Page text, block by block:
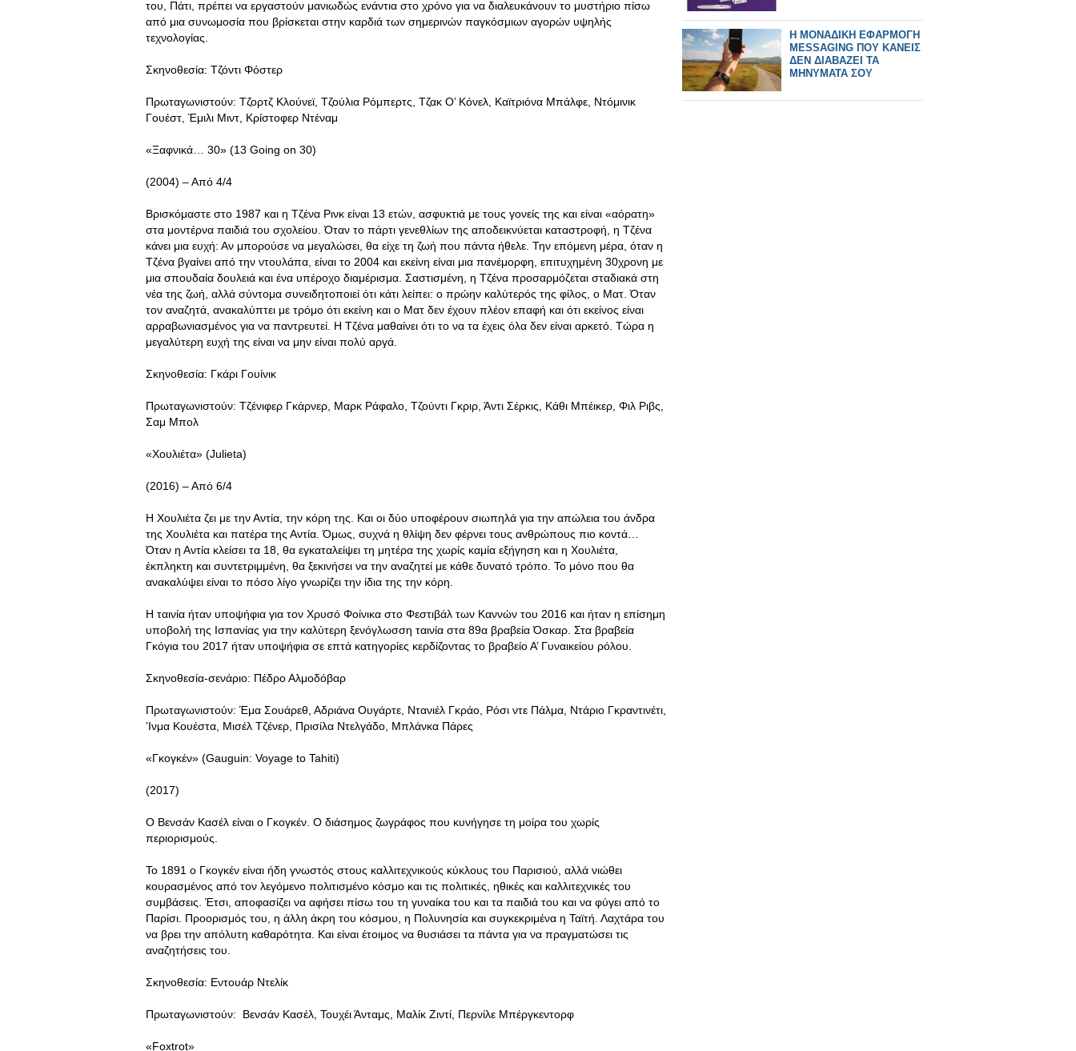
του, Πάτι, πρέπει να εργαστούν μανιωδώς ενάντια στο χρόνο για να διαλευκάνουν το μυστήριο πίσω
από μια συνωμοσία που βρίσκεται στην καρδιά των σημερινών παγκόσμιων αγορών υψηλής
τεχνολογίας.
Σκηνοθεσία: Τζόντι Φόστερ
Πρωταγωνιστούν: Τζορτζ Κλούνεϊ, Τζούλια Ρόμπερτς, Τζακ Ο’ Κόνελ, Καϊτριόνα Μπάλφε, Ντόμινικ
Γουέστ, Έμιλι Μιντ, Κρίστοφερ Ντέναμ
«Ξαφνικά… 30» (13 Going on 30)
(2004) – Από 4/4
Βρισκόμαστε στο 1987 και η Τζένα Ρινκ είναι 13 ετών, ασφυκτιά με τους γονείς της και είναι «αόρατη»
στα μοντέρνα παιδιά του σχολείου. Όταν το πάρτι γενεθλίων της αποδεικνύεται καταστροφή, η Τζένα
κάνει μια ευχή: Αν μπορούσε να μεγαλώσει, θα είχε τη ζωή που πάντα ήθελε. Την επόμενη μέρα, όταν η
Τζένα βγαίνει από την ντουλάπα, είναι το 2004 και εκείνη είναι μια πανέμορφη, επιτυχημένη 30χρονη με
μια σπουδαία δουλειά και ένα υπέροχο διαμέρισμα. Σαστισμένη, η Τζένα προσαρμόζεται σταδιακά στη
νέα της ζωή, αλλά σύντομα συνειδητοποιεί ότι κάτι λείπει: ο πρώην καλύτερός της φίλος, ο Ματ. Όταν
τον αναζητά, ανακαλύπτει με τρόμο ότι εκείνη και ο Ματ δεν έχουν πλέον επαφή και ότι εκείνος είναι
αρραβωνιασμένος για να παντρευτεί. Η Τζένα μαθαίνει ότι το να τα έχεις όλα δεν είναι αρκετό. Τώρα η
μεγαλύτερη ευχή της είναι να μην είναι πολύ αργά.
Σκηνοθεσία: Γκάρι Γουίνικ
Πρωταγωνιστούν: Τζένιφερ Γκάρνερ, Μαρκ Ράφαλο, Τζούντι Γκριρ, Άντι Σέρκις, Κάθι Μπέικερ, Φιλ Ριβς,
Σαμ Μπολ
«Χουλιέτα» (Julieta)
(2016) – Από 6/4
Η Χουλιέτα ζει με την Αντία, την κόρη της. Και οι δύο υποφέρουν σιωπηλά για την απώλεια του άνδρα
της Χουλιέτα και πατέρα της Αντία. Όμως, συχνά η θλίψη δεν φέρνει τους ανθρώπους πιο κοντά…
Όταν η Αντία κλείσει τα 18, θα εγκαταλείψει τη μητέρα της χωρίς καμία εξήγηση και η Χουλιέτα,
έκπληκτη και συντετριμμένη, θα ξεκινήσει να την αναζητεί με κάθε δυνατό τρόπο. Το μόνο που θα
ανακαλύψει είναι το πόσο λίγο γνωρίζει την ίδια της την κόρη.
Η ταινία ήταν υποψήφια για τον Χρυσό Φοίνικα στο Φεστιβάλ των Καννών του 2016 και ήταν η επίσημη
υποβολή της Ισπανίας για την καλύτερη ξενόγλωσση ταινία στα 89α βραβεία Όσκαρ. Στα βραβεία
Γκόγια του 2017 ήταν υποψήφια σε επτά κατηγορίες κερδίζοντας το βραβείο Α’ Γυναικείου ρόλου.
Σκηνοθεσία-σενάριο: Πέδρο Αλμοδόβαρ
Πρωταγωνιστούν: Έμα Σουάρεθ, Αδριάνα Ουγάρτε, Ντανιέλ Γκράο, Ρόσι ντε Πάλμα, Ντάριο Γκραντινέτι,
’Ινμα Κουέστα, Μισέλ Τζένερ, Πρισίλα Ντελγάδο, Μπλάνκα Πάρες
«Γκoγκέν» (Gauguin: Voyage to Tahiti)
(2017)
Ο Βενσάν Κασέλ είναι ο Γκογκέν. Ο διάσημος ζωγράφος που κυνήγησε τη μοίρα του χωρίς
περιορισμούς.
Το 1891 ο Γκογκέν είναι ήδη γνωστός στους καλλιτεχνικούς κύκλους του Παρισιού, αλλά νιώθει
κουρασμένος από τον λεγόμενο πολιτισμένο κόσμο και τις πολιτικές, ηθικές και καλλιτεχνικές του
συμβάσεις. Έτσι, αποφασίζει να αφήσει πίσω του τη γυναίκα του και τα παιδιά του και να φύγει από το
Παρίσι. Προορισμός του, η άλλη άκρη του κόσμου, η Πολυνησία και συγκεκριμένα η Ταϊτή. Λαχτάρα του
να βρει την απόλυτη καθαρότητα. Και είναι έτοιμος να θυσιάσει τα πάντα για να πραγματώσει τις
αναζητήσεις του.
Σκηνοθεσία: Εντουάρ Ντελίκ
Πρωταγωνιστούν: Βενσάν Κασέλ, Τουχέι Άνταμς, Μαλίκ Ζιντί, Περνίλε Μπέργκεντορφ
«Foxtrot»
Η ΜΟΝΑΔΙΚΗ ΕΦΑΡΜΟΓΗ
MESSAGING ΠΟΥ ΚΑΝΕΙΣ
ΔΕΝ ΔΙΑΒΑΖΕΙ ΤΑ
ΜΗΝΥΜΑΤΑ ΣΟΥ